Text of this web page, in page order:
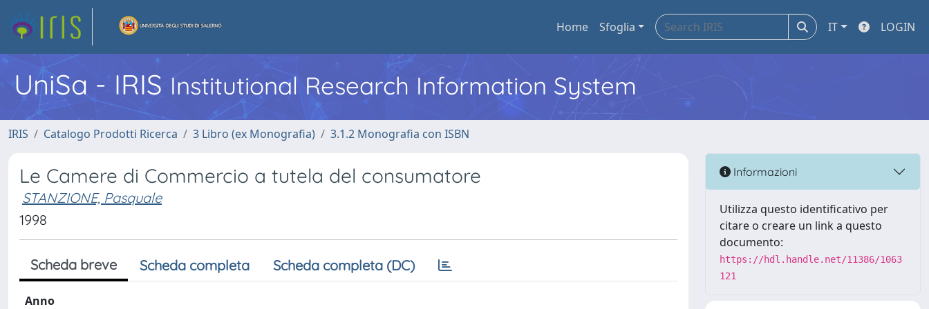
Home Sfoglia IT LOGIN
UniSa - IRIS Institutional Research Information System
IRIS Catalogo Prodotti Ricerca 3 Libro (ex Monografia) 3.1.2 Monografia con ISBN
Le Camere di Commercio a tutela del consumatore
STANZIONE, Pasquale
1998
Scheda breve Scheda completa Scheda completa (DC)
Anno
Informazioni
Utilizza questo identificativo per
citare o creare un link a questo
documento:
https://hdl.handle.net/11386/1063
121